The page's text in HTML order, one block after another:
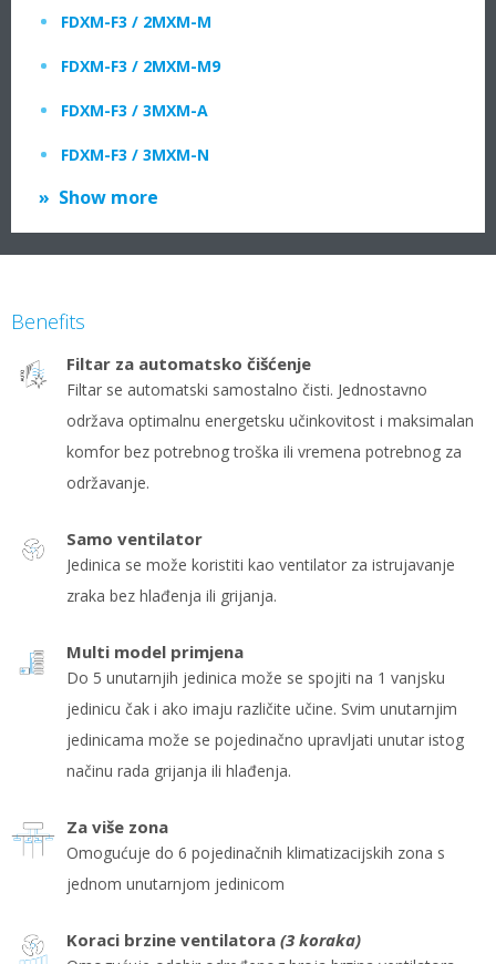
FDXM-F3 / 2MXM-M
FDXM-F3 / 2MXM-M9
FDXM-F3 / 3MXM-A
FDXM-F3 / 3MXM-N
Show more
Benefits
Filtar za automatsko čišćenje
Filtar se automatski samostalno čisti. Jednostavno
održava optimalnu energetsku učinkovitost i maksimalan
komfor bez potrebnog troška ili vremena potrebnog za
održavanje.
Samo ventilator
Jedinica se može koristiti kao ventilator za istrujavanje
zraka bez hlađenja ili grijanja.
Multi model primjena
Do 5 unutarnjih jedinica može se spojiti na 1 vanjsku
jedinicu čak i ako imaju različite učine. Svim unutarnjim
jedinicama može se pojedinačno upravljati unutar istog
načinu rada grijanja ili hlađenja.
Za više zona
Omogućuje do 6 pojedinačnih klimatizacijskih zona s
jednom unutarnjom jedinicom
Koraci brzine ventilatora (3 koraka)